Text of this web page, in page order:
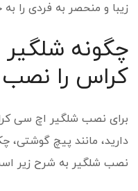
زیبا و منحصر به فردی را
چگونه
کراس را
برای نصب شلگیر اچ سی
دارید، مانند پیچ
نصب شلگیر به شرح زیر